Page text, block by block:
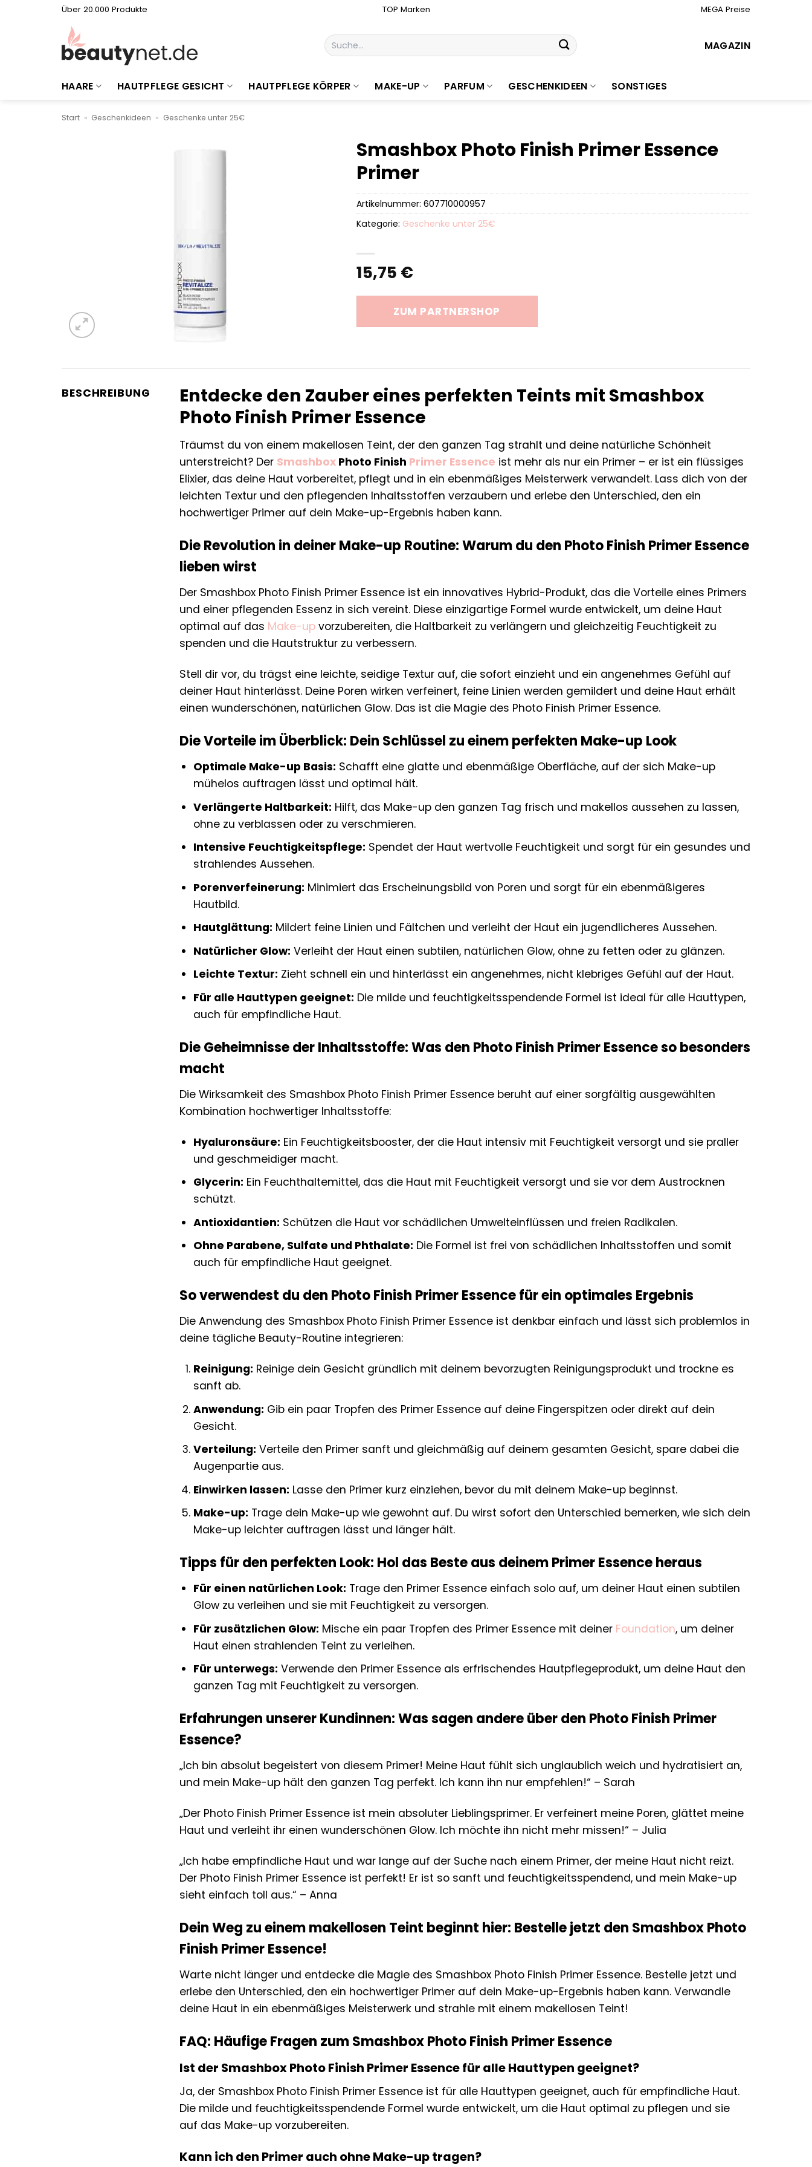
Über 20.000 Produkte TOP Marken MEGA Preise
Suchen
nach:
MAGAZIN
HAARE HAUTPFLEGE GESICHT HAUTPFLEGE KÖRPER MAKE-UP PARFUM GESCHENKIDEEN SONSTIGES
Start » Geschenkideen » Geschenke unter 25€
Smashbox Photo Finish Primer Essence
Primer
15,75 €
ZUM PARTNERSHOP
Artikelnummer: 607710000957
Kategorie: Geschenke unter 25€
BESCHREIBUNG
Entdecke den Zauber eines perfekten Teints mit Smashbox
Photo Finish Primer Essence
Träumst du von einem makellosen Teint, der den ganzen Tag strahlt und deine natürliche Schönheit
unterstreicht? Der Smashbox Photo Finish Primer Essence ist mehr als nur ein Primer – er ist ein flüssiges
Elixier, das deine Haut vorbereitet, pflegt und in ein ebenmäßiges Meisterwerk verwandelt. Lass dich von der
leichten Textur und den pflegenden Inhaltsstoffen verzaubern und erlebe den Unterschied, den ein
hochwertiger Primer auf dein Make-up-Ergebnis haben kann.
Die Revolution in deiner Make-up Routine: Warum du den Photo Finish Primer Essence
lieben wirst
Der Smashbox Photo Finish Primer Essence ist ein innovatives Hybrid-Produkt, das die Vorteile eines Primers
und einer pflegenden Essenz in sich vereint. Diese einzigartige Formel wurde entwickelt, um deine Haut
optimal auf das Make-up vorzubereiten, die Haltbarkeit zu verlängern und gleichzeitig Feuchtigkeit zu
spenden und die Hautstruktur zu verbessern.
Stell dir vor, du trägst eine leichte, seidige Textur auf, die sofort einzieht und ein angenehmes Gefühl auf
deiner Haut hinterlässt. Deine Poren wirken verfeinert, feine Linien werden gemildert und deine Haut erhält
einen wunderschönen, natürlichen Glow. Das ist die Magie des Photo Finish Primer Essence.
Die Vorteile im Überblick: Dein Schlüssel zu einem perfekten Make-up Look
Optimale Make-up Basis: Schafft eine glatte und ebenmäßige Oberfläche, auf der sich Make-up
mühelos auftragen lässt und optimal hält.
Verlängerte Haltbarkeit: Hilft, das Make-up den ganzen Tag frisch und makellos aussehen zu lassen,
ohne zu verblassen oder zu verschmieren.
Intensive Feuchtigkeitspflege: Spendet der Haut wertvolle Feuchtigkeit und sorgt für ein gesundes und
strahlendes Aussehen.
Porenverfeinerung: Minimiert das Erscheinungsbild von Poren und sorgt für ein ebenmäßigeres
Hautbild.
Hautglättung: Mildert feine Linien und Fältchen und verleiht der Haut ein jugendlicheres Aussehen.
Natürlicher Glow: Verleiht der Haut einen subtilen, natürlichen Glow, ohne zu fetten oder zu glänzen.
Leichte Textur: Zieht schnell ein und hinterlässt ein angenehmes, nicht klebriges Gefühl auf der Haut.
Für alle Hauttypen geeignet: Die milde und feuchtigkeitsspendende Formel ist ideal für alle Hauttypen,
auch für empfindliche Haut.
Die Geheimnisse der Inhaltsstoffe: Was den Photo Finish Primer Essence so besonders
macht
Die Wirksamkeit des Smashbox Photo Finish Primer Essence beruht auf einer sorgfältig ausgewählten
Kombination hochwertiger Inhaltsstoffe:
Hyaluronsäure: Ein Feuchtigkeitsbooster, der die Haut intensiv mit Feuchtigkeit versorgt und sie praller
und geschmeidiger macht.
Glycerin: Ein Feuchthaltemittel, das die Haut mit Feuchtigkeit versorgt und sie vor dem Austrocknen
schützt.
Antioxidantien: Schützen die Haut vor schädlichen Umwelteinflüssen und freien Radikalen.
Ohne Parabene, Sulfate und Phthalate: Die Formel ist frei von schädlichen Inhaltsstoffen und somit
auch für empfindliche Haut geeignet.
So verwendest du den Photo Finish Primer Essence für ein optimales Ergebnis
Die Anwendung des Smashbox Photo Finish Primer Essence ist denkbar einfach und lässt sich problemlos in
deine tägliche Beauty-Routine integrieren:
Reinigung: Reinige dein Gesicht gründlich mit deinem bevorzugten Reinigungsprodukt und trockne es
sanft ab.
Anwendung: Gib ein paar Tropfen des Primer Essence auf deine Fingerspitzen oder direkt auf dein
Gesicht.
Verteilung: Verteile den Primer sanft und gleichmäßig auf deinem gesamten Gesicht, spare dabei die
Augenpartie aus.
Einwirken lassen: Lasse den Primer kurz einziehen, bevor du mit deinem Make-up beginnst.
Make-up: Trage dein Make-up wie gewohnt auf. Du wirst sofort den Unterschied bemerken, wie sich dein
Make-up leichter auftragen lässt und länger hält.
Tipps für den perfekten Look: Hol das Beste aus deinem Primer Essence heraus
Für einen natürlichen Look: Trage den Primer Essence einfach solo auf, um deiner Haut einen subtilen
Glow zu verleihen und sie mit Feuchtigkeit zu versorgen.
Für zusätzlichen Glow: Mische ein paar Tropfen des Primer Essence mit deiner Foundation, um deiner
Haut einen strahlenden Teint zu verleihen.
Für unterwegs: Verwende den Primer Essence als erfrischendes Hautpflegeprodukt, um deine Haut den
ganzen Tag mit Feuchtigkeit zu versorgen.
Erfahrungen unserer Kundinnen: Was sagen andere über den Photo Finish Primer
Essence?
„Ich bin absolut begeistert von diesem Primer! Meine Haut fühlt sich unglaublich weich und hydratisiert an,
und mein Make-up hält den ganzen Tag perfekt. Ich kann ihn nur empfehlen!“ – Sarah
„Der Photo Finish Primer Essence ist mein absoluter Lieblingsprimer. Er verfeinert meine Poren, glättet meine
Haut und verleiht ihr einen wunderschönen Glow. Ich möchte ihn nicht mehr missen!“ – Julia
„Ich habe empfindliche Haut und war lange auf der Suche nach einem Primer, der meine Haut nicht reizt.
Der Photo Finish Primer Essence ist perfekt! Er ist so sanft und feuchtigkeitsspendend, und mein Make-up
sieht einfach toll aus.“ – Anna
Dein Weg zu einem makellosen Teint beginnt hier: Bestelle jetzt den Smashbox Photo
Finish Primer Essence!
Warte nicht länger und entdecke die Magie des Smashbox Photo Finish Primer Essence. Bestelle jetzt und
erlebe den Unterschied, den ein hochwertiger Primer auf dein Make-up-Ergebnis haben kann. Verwandle
deine Haut in ein ebenmäßiges Meisterwerk und strahle mit einem makellosen Teint!
FAQ: Häufige Fragen zum Smashbox Photo Finish Primer Essence
Ist der Smashbox Photo Finish Primer Essence für alle Hauttypen geeignet?
Ja, der Smashbox Photo Finish Primer Essence ist für alle Hauttypen geeignet, auch für empfindliche Haut.
Die milde und feuchtigkeitsspendende Formel wurde entwickelt, um die Haut optimal zu pflegen und sie
auf das Make-up vorzubereiten.
Kann ich den Primer auch ohne Make-up tragen?